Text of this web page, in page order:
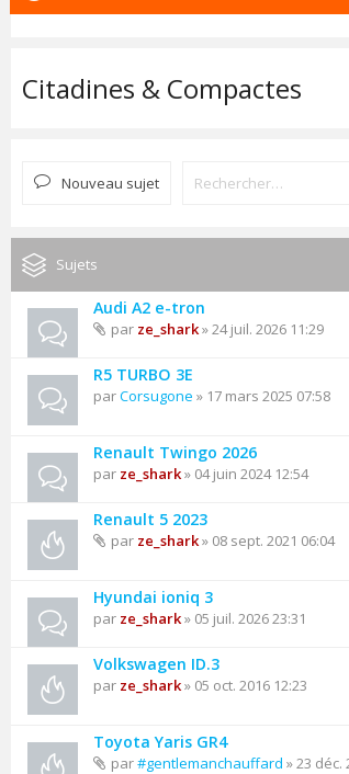
Citadines & Compactes
Nouveau sujet
Sujets
Audi A2 e-tron
par ze_shark» 24 juil. 2026 11:29
R5 TURBO 3E
parCorsugone » 17 mars 2025 07:58
Renault Twingo 2026
par ze_shark» 04 juin 2024 12:54
Renault 5 2023
par ze_shark» 08 sept. 2021 06:04
Hyundai ioniq 3
par ze_shark» 05 juil. 2026 23:31
Volkswagen ID.3
par ze_shark» 05 oct. 2016 12:23
Toyota Yaris GR4
par#gentlemanchauffard » 23 déc.